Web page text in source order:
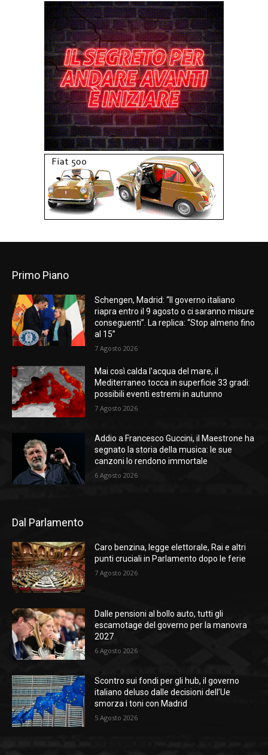
Primo Piano
Schengen, Madrid: “Il governo italiano
riapra entro il 9 agosto o ci saranno misure
conseguenti”. La replica: “Stop almeno fino
al 15”
7 Agosto 2026
Mai così calda l’acqua del mare, il
Mediterraneo tocca in superficie 33 gradi:
possibili eventi estremi in autunno
7 Agosto 2026
Addio a Francesco Guccini, il Maestrone ha
segnato la storia della musica: le sue
canzoni lo rendono immortale
6 Agosto 2026
Dal Parlamento
Caro benzina, legge elettorale, Rai e altri
punti cruciali in Parlamento dopo le ferie
7 Agosto 2026
Dalle pensioni al bollo auto, tutti gli
escamotage del governo per la manovra
2027
6 Agosto 2026
Scontro sui fondi per gli hub, il governo
italiano deluso dalle decisioni dell’Ue
smorza i toni con Madrid
5 Agosto 2026